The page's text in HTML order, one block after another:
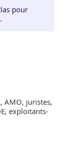
pour
AMO, juristes,
exploitants-